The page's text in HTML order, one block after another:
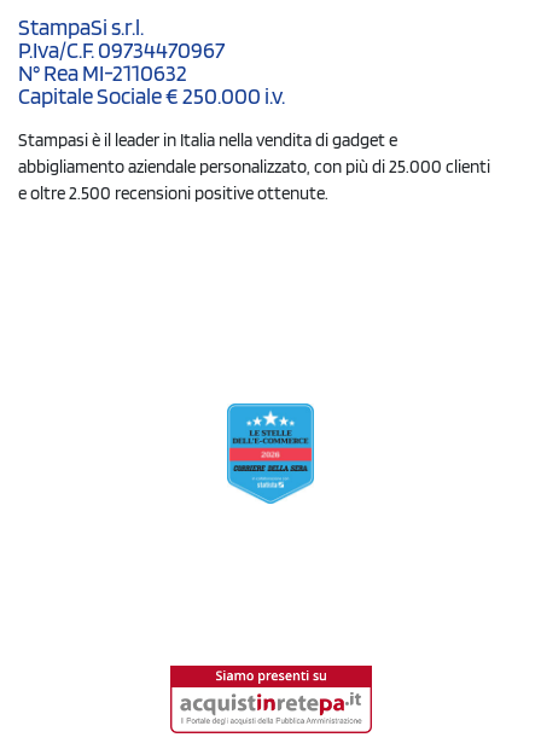
StampaSi s.r.l.
P.Iva/C.F. 09734470967
N° Rea MI-2110632
Capitale Sociale € 250.000 i.v.
Stampasi è il leader in Italia nella vendita di gadget e
abbigliamento aziendale personalizzato, con più di 25.000 clienti
e oltre 2.500 recensioni positive ottenute.